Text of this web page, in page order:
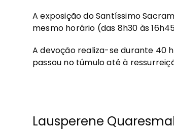
A exposição do Santíssimo
mesmo horário (das 8h30 às
A devoção realiza-se durante 40
passou no túmulo até à
Lausperene